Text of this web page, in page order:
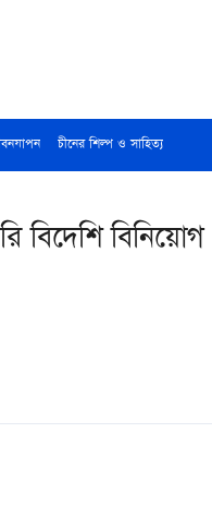
চীনের শিল্প ও সাহিত্য
বিদেশি